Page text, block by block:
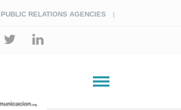
PUBLIC RELATIONS AGENCIES